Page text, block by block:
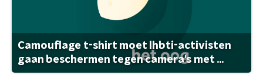
Camouflage t-shirt moet lhbti-activisten
gaan beschermen tegen camera's met ...